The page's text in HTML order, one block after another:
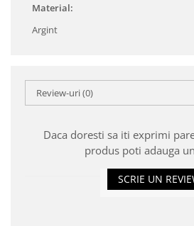
Material:
Argint
Review-uri(0)
Daca doresti sa iti exprimi
produs poti adauga
SCRIE UN